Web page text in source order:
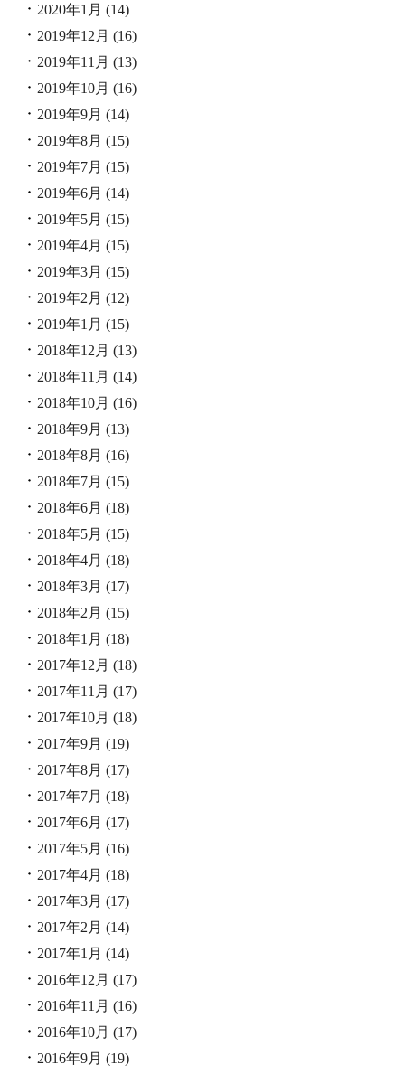
2020年1月 (14)
2019年12月 (16)
2019年11月 (13)
2019年10月 (16)
2019年9月 (14)
2019年8月 (15)
2019年7月 (15)
2019年6月 (14)
2019年5月 (15)
2019年4月 (15)
2019年3月 (15)
2019年2月 (12)
2019年1月 (15)
2018年12月 (13)
2018年11月 (14)
2018年10月 (16)
2018年9月 (13)
2018年8月 (16)
2018年7月 (15)
2018年6月 (18)
2018年5月 (15)
2018年4月 (18)
2018年3月 (17)
2018年2月 (15)
2018年1月 (18)
2017年12月 (18)
2017年11月 (17)
2017年10月 (18)
2017年9月 (19)
2017年8月 (17)
2017年7月 (18)
2017年6月 (17)
2017年5月 (16)
2017年4月 (18)
2017年3月 (17)
2017年2月 (14)
2017年1月 (14)
2016年12月 (17)
2016年11月 (16)
2016年10月 (17)
2016年9月 (19)